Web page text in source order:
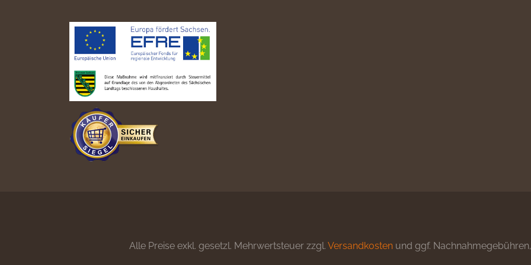
Alle Preise exkl. gesetzl. Mehrwertsteuer zzgl. Versandkosten und ggf.